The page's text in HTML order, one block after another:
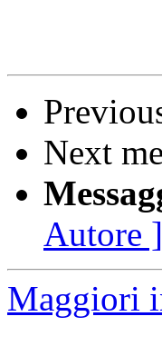
Next
Autore ]
Maggiori